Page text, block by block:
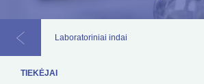
Laboratoriniai indai
TIEKĖJAI